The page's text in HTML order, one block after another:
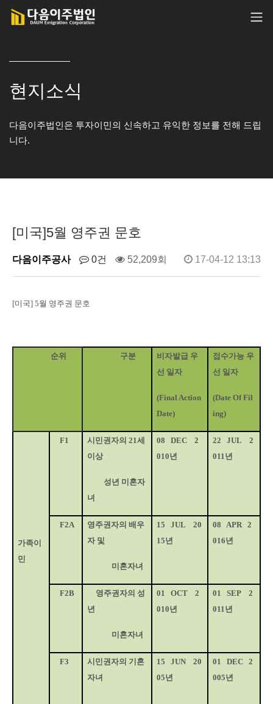
현지소식
다음이주법인은 투자이민의 신속하고 유익한 정보를 전해 드립
니다.
[미국]5월 영주권 문호
다음이주공사 0건 52,209회 17-04-12 13:13
[미국] 5월 영주권 문호
순위 구분
비자발급 우
선 일자
(Final Action
Date)
접수가능 우
선 일자
(Date Of Fil
ing)
가족이
민
F1 시민권자의 21세
이상
성년 미혼자
녀
08 DEC
2
010년
22 JUL
2
011년
F2A
영주권자의 배우
자 및
미혼자녀
15 JUL
20
15년
08 APR 2
016년
F2B
영주권자의 성
년
미혼자녀
01 OCT
2
010년
01 SEP
2
011년
F3
시민권자의 기혼
자녀
15 JUN
20
05년
01 DEC
2
005년